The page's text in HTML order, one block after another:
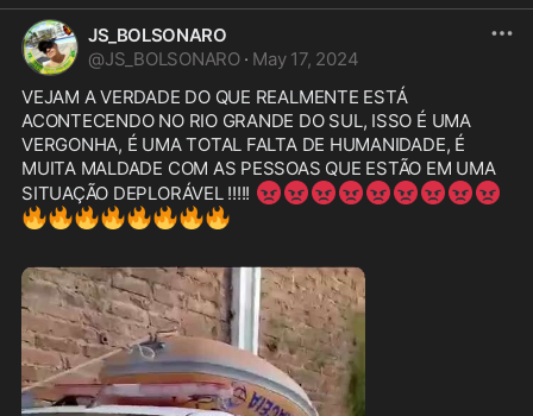
JS_BOLSONARO
@JS_BOLSONARO · May 17, 2024
VEJAM A VERDADE DO QUE REALMENTE ESTÁ
ACONTECENDO NO RIO GRANDE DO SUL, ISSO É UMA
VERGONHA, É UMA TOTAL FALTA DE HUMANIDADE, É
MUITA MALDADE COM AS PESSOAS QUE ESTÃO EM UMA
SITUAÇÃO DEPLORÁVEL !!!!! 😡😡😡😡😡😡😡😡😡
🔥🔥🔥🔥🔥🔥🔥🔥